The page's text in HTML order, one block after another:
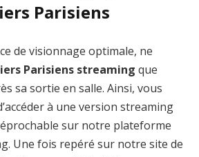
Parisiens
de visionnage optimale, ne
Parisiens streaming que
sa sortie en salle. Ainsi, vous
à une version streaming
sur notre plateforme
Une fois repéré sur notre site de